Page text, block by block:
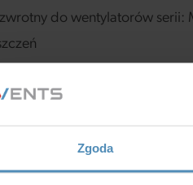
Zgoda
do wentylatorów serii: